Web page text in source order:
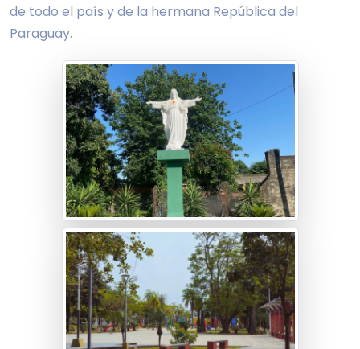
de todo el país y de la hermana República del
Paraguay.